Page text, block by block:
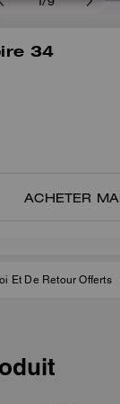
/9
34
ACHETER
Et De Retour Offerts